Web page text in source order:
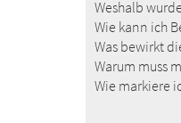
Weshalb
Wie kann ich
Was bewirkt
Warum muss
Wie markiere